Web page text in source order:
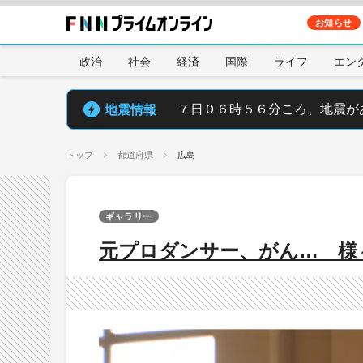
お知らせ
政治 社会 経済 国際 ライフ エン
地震情報 ７日０６時５６分ころ、地震が
トップ 都道府県 広島
元プロダンサー、がん… 様
ギャラリー